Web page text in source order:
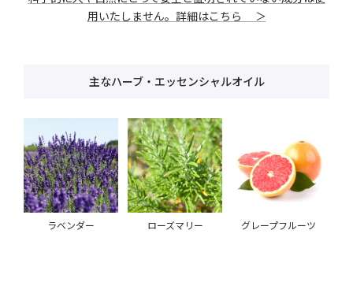
用いたしません。詳細はこちら ＞
主なハーブ・エッセンシャルオイル
ラベンダー ローズマリー グレープフルーツ